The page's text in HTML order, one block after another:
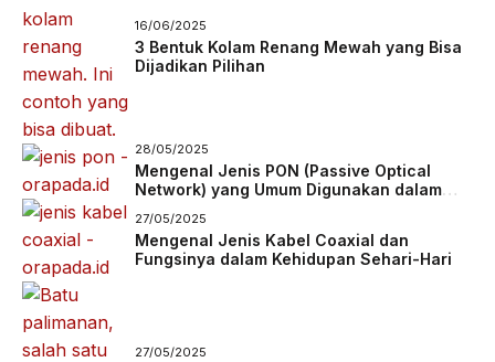
16/06/2025
3 Bentuk Kolam Renang Mewah yang Bisa
Dijadikan Pilihan
28/05/2025
Mengenal Jenis PON (Passive Optical
Network) yang Umum Digunakan dalam
27/05/2025
Mengenal Jenis Kabel Coaxial dan
Fungsinya dalam Kehidupan Sehari-Hari
27/05/2025